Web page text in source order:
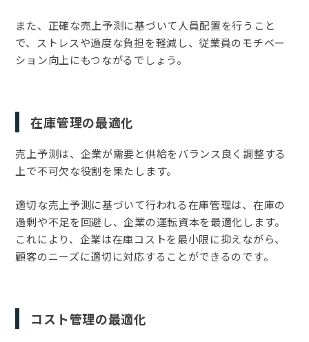
また、正確な売上予測に基づいて人員配置を行うこと
で、ストレスや過度な負担を軽減し、従業員のモチベー
ション向上にもつながるでしょう。
在庫管理の最適化
売上予測は、企業が需要と供給をバランス良く調整する
上で不可欠な役割を果たします。
適切な売上予測に基づいて行われる在庫管理は、在庫の
過剰や不足を回避し、企業の運転資本を最適化します。
これにより、企業は在庫コストを最小限に抑えながら、
顧客のニーズに適切に対応することができるのです。
コスト管理の最適化